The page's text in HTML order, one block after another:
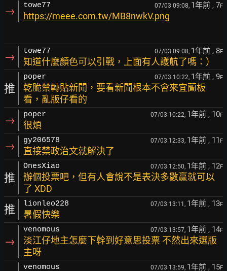
→ towe77 07/03 09:08, 1年前 , 7F
https://meee.com.tw/MB8nwkV.png
→ towe77 07/03 09:08, 1年前 , 8F
知道什麼顏色可以引戰，上面有人護航了嗎：）
推
poper 07/03 10:22, 1年前 , 9F
乾脆禁轉貼新聞，要看新聞根本不會來宜蘭板
看，亂版仔看的
→ poper 07/03 10:22, 1年前 , 10F
很煩
→ gy206578 07/03 12:33, 1年前 , 11 F
直接禁政治文就解決了
推
OnesXiao 07/03 12:50, 1年前 , 12F
辦個投票吧，但有人會說不是表決多數贏就可以
了 XDD
推 lionleo228 07/03 13:11, 1年前 , 13F
暑假快樂
→
venomous 07/03 13:57, 1年前 , 14F
淡江仔地主怎麼下幹到好意思投票 不然出來選版
主呀
venomous 07/03 13:59, 1年前 , 15F